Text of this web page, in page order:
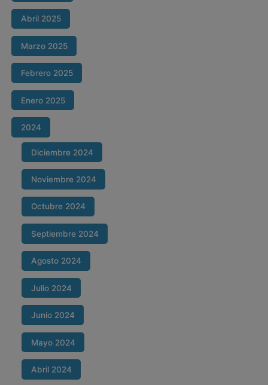
Abril 2025
Marzo 2025
Febrero 2025
Enero 2025
2024
Diciembre 2024
Noviembre 2024
Octubre 2024
Septiembre 2024
Agosto 2024
Julio 2024
Junio 2024
Mayo 2024
Abril 2024